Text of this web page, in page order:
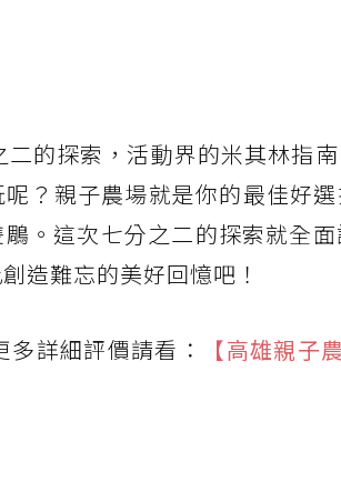
二的探索，活動界的米其林指
？親子農場就是你的最佳好
。這次七分之二的探索就全
造難忘的美好回憶吧！
多詳細評價請看：
【高雄親子